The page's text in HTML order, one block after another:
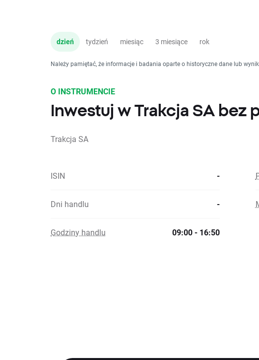
dzień tydzień miesiąc 3 miesiące rok
Należy pamiętać, że informacje i badania oparte o historyczne dane lub
O INSTRUMENCIE
Inwestuj w Trakcja SA bez
Trakcja SA
ISIN -
Dni handlu -
Godziny handlu 09:00 - 16:50